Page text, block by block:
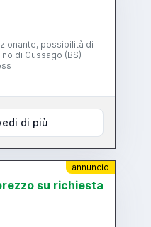
di Gussago (BS)
di più
annuncio
su richiesta